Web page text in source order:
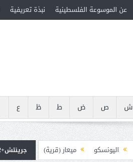
عن الموسوعة الفلسطينية نبذة تعريفية
ش ص ض ط ظ
ع
ميعار (قرية) اليونسكو جرينتش+2 09:31